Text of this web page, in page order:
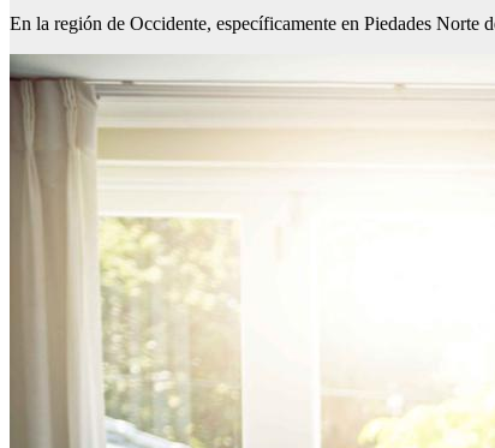
En la región de Occidente, específicamente en Piedades